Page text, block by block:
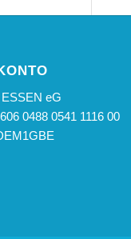
eG
0488 0541 1116 00